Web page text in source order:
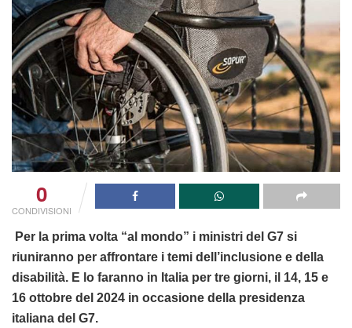
0
CONDIVISIONI
Per la prima volta “al mondo” i ministri del G7 si
riuniranno per affrontare i temi dell’inclusione e della
disabilità. E lo faranno in Italia per tre giorni, il 14, 15 e
16 ottobre del 2024 in occasione della presidenza
italiana del G7.